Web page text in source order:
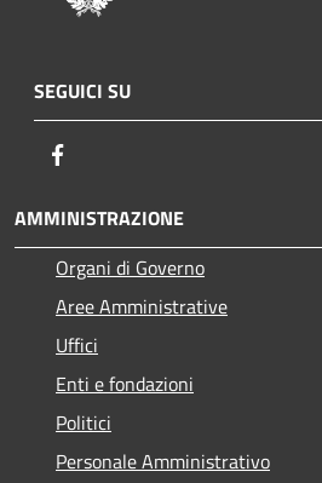
SEGUICI SU
AMMINISTRAZIONE
Organi di Governo
Aree Amministrative
Uffici
Enti e fondazioni
Politici
Personale Amministrativo